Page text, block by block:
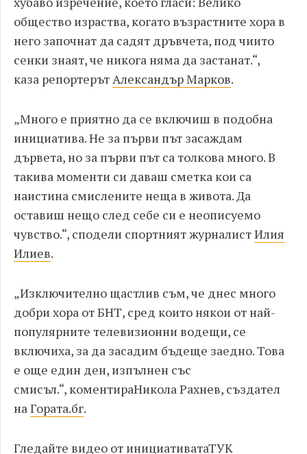
общество израства, когато възрастните хора в
него започнат да садят дръвчета, под чиито
сенки знаят, че никога няма да застанат.“,
каза репортерът Александър Марков.
„Много е приятно да се включиш в подобна
инициатива. Не за първи път засаждам
дървета, но за първи път са толкова много. В
такива моменти си даваш сметка кои са
наистина смислените неща в живота. Да
оставиш нещо след себе си е неописуемо
чувство.“, сподели спортният журналистИлия
Илиев.
„Изключително щастлив съм, че днес много
добри хора от БНТ, сред които някои от най-
популярните телевизионни водещи, се
включиха, за да засадим бъдеще заедно. Това
е още един ден, изпълнен със
смисъл.“, коментираНикола Рахнев, създател
на Гората.бг.
Гледайте видео от инициативатаТУК